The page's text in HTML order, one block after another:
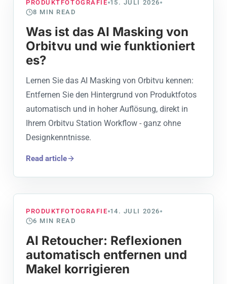
PRODUKTFOTOGRAFIE 15. JULI 2026
8 MIN READ
Was ist das AI Masking von
Orbitvu und wie funktioniert
es?
Lernen Sie das AI Masking von Orbitvu kennen:
Entfernen Sie den Hintergrund von Produktfotos
automatisch und in hoher Auflösung, direkt in
Ihrem Orbitvu Station Workflow - ganz ohne
Designkenntnisse.
Read article
PRODUKTFOTOGRAFIE 14. JULI 2026
6 MIN READ
AI Retoucher: Reflexionen
automatisch entfernen und
Makel korrigieren